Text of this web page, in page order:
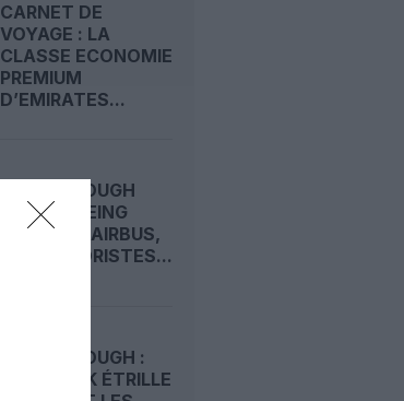
CARNET DE
VOYAGE : LA
CLASSE ECONOMIE
PREMIUM
D’EMIRATES...
FARNBOROUGH
2026 : BOEING
DEVANCE AIRBUS,
LES MOTORISTES...
FARNBOROUGH :
TIM CLARK ÉTRILLE